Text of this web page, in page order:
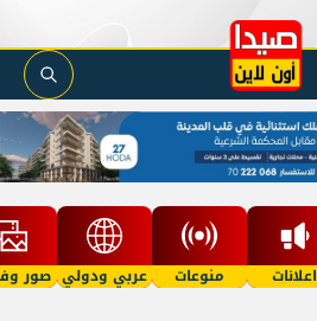
اعلانات منوعات عربي ودولي صور